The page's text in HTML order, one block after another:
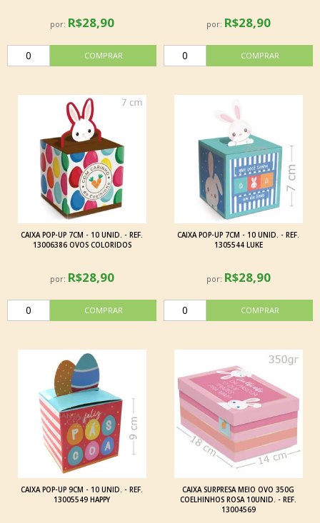
por: R$28,90 por: R$28,90
CAIXA POP-UP 7CM - 10 UNID. - REF.
13006386 OVOS COLORIDOS
por: R$28,90
CAIXA POP-UP 7CM - 10 UNID. - REF.
1305544 LUKE
por: R$28,90
CAIXA POP-UP 9CM - 10 UNID. - REF.
13005549 HAPPY
CAIXA SURPRESA MEIO OVO 350G
COELHINHOS ROSA 10UNID. - REF.
13004569